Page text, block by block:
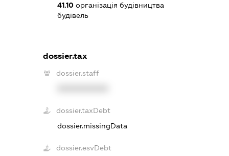
41.10організація будівництва
будівель
dossier.tax
dossier.staff
dossier.taxDebt
dossier.missingData
dossier.esvDebt